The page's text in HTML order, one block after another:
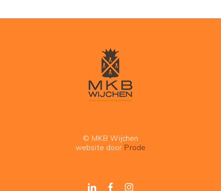
© MKB Wijchen
website door Prode